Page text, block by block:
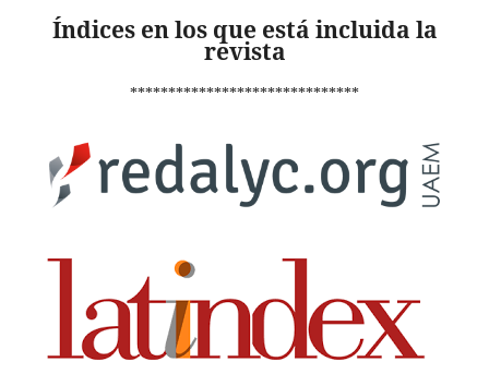
Índices en los que está incluida la
revista
******************************